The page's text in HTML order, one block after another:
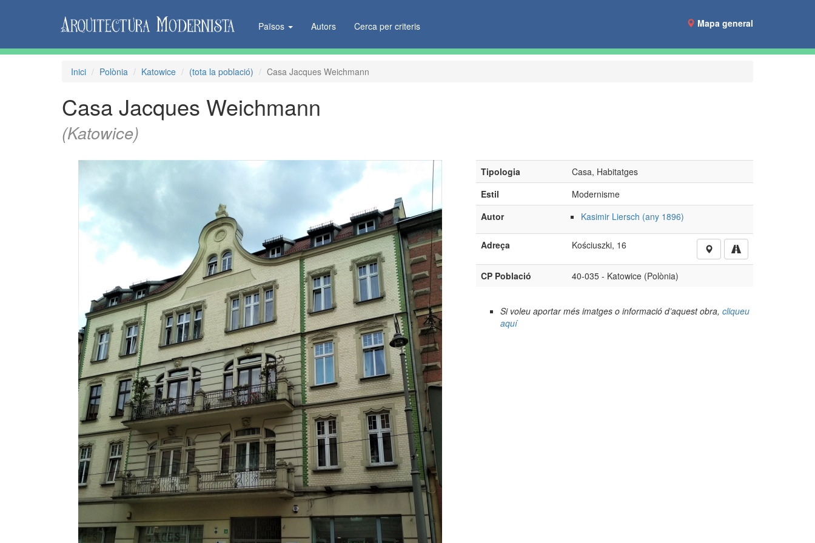
Països Autors Cerca per criteris Mapa general
Inici Polònia Katowice (tota la població) Casa Jacques Weichmann
Casa Jacques Weichmann
(Katowice)
Tipologia
Casa, Habitatges
Estil
Modernisme
Autor
Kasimir Liersch (any 1896)
Adreça Kościuszki, 16
CP Població 40-035 - Katowice (Polònia)
Si voleu aportar més imatges o informació d’aquest obra, cliqueu
aquí